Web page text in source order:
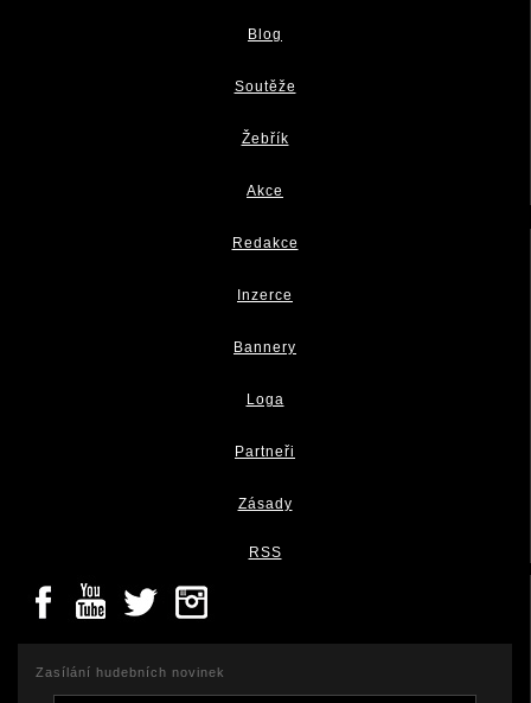
Blog
Soutěže
Žebřík
Akce
Redakce
Inzerce
Bannery
Loga
Partneři
Zásady
RSS
Zasílání hudebních novinek